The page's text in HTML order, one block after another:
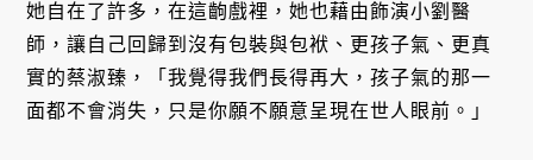
她自在了許多，在這齣戲裡，她也藉由飾演小劉醫
師，讓自己回歸到沒有包裝與包袱、更孩子氣、更真
實的蔡淑臻，「我覺得我們長得再大，孩子氣的那一
面都不會消失，只是你願不願意呈現在世人眼前。」